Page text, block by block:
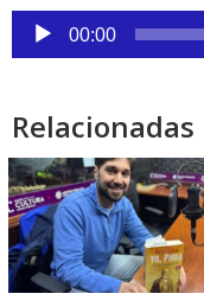
Reproductor
de
00:00
Relacionadas